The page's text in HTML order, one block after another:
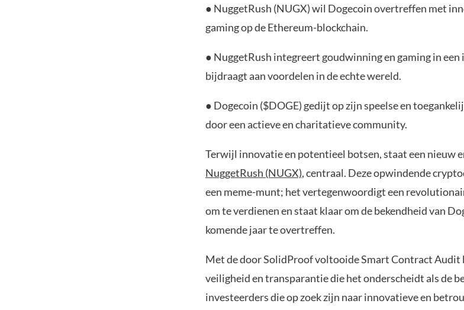
● NuggetRush (NUGX) wil Dogecoin overtreffen met
gaming op de Ethereum-blockchain.
● NuggetRush integreert goudwinning en gaming in
bijdraagt aan voordelen in de echte wereld.
● Dogecoin ($DOGE) gedijt op zijn speelse en
door een actieve en charitatieve community.
Terwijl innovatie en potentieel botsen, staat een nieuw
NuggetRush (NUGX), centraal. Deze opwindende
een meme-munt; het vertegenwoordigt een
om te verdienen en staat klaar om de bekendheid van
komende jaar te overtreffen.
Met de door SolidProof voltooide Smart Contract Audit
veiligheid en transparantie die het onderscheidt als de
investeerders die op zoek zijn naar innovatieve en